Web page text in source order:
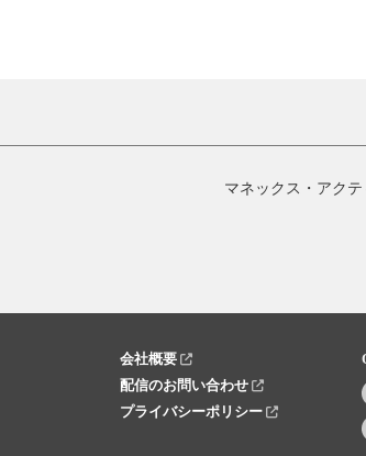
マネックス・アク
会社概要
配信のお問い合わせ
プライバシーポリシー